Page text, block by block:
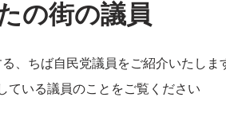
の街の議員
、ちば自民党議員をご紹介いたしま
ている議員のことをご覧ください